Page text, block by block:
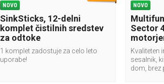
NOVO
SinkSticks, 12-delni
komplet čistilnih sredstev
za odtoke
1 komplet zadostuje za celo leto
uporabe!
NOVO
Sector
Kvaliteten
sesalnik,
dom, brez